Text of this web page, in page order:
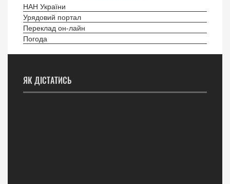
НАН України
Урядовий портал
Переклад он-лайн
Погода
ЯК ДІСТАТИСЬ